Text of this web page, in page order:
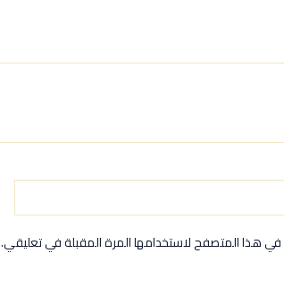
هذا المتصفح لاستخدامها المرة المقبلة في تعليقي.